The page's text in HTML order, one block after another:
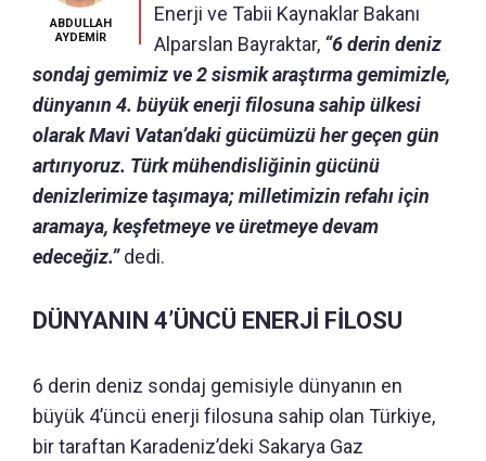
ABDULLAH
AYDEMİR
Enerji ve Tabii Kaynaklar Bakanı
Alparslan Bayraktar, “6 derin deniz
sondaj gemimiz ve 2 sismik araştırma gemimizle,
dünyanın 4. büyük enerji filosuna sahip ülkesi
olarak Mavi Vatan’daki gücümüzü her geçen gün
artırıyoruz. Türk mühendisliğinin gücünü
denizlerimize taşımaya; milletimizin refahı için
aramaya, keşfetmeye ve üretmeye devam
edeceğiz.”dedi.
DÜNYANIN 4’ÜNCÜ ENERJİ FİLOSU
6 derin deniz sondaj gemisiyle dünyanın en
büyük 4’üncü enerji filosuna sahip olan Türkiye,
bir taraftan Karadeniz’deki Sakarya Gaz